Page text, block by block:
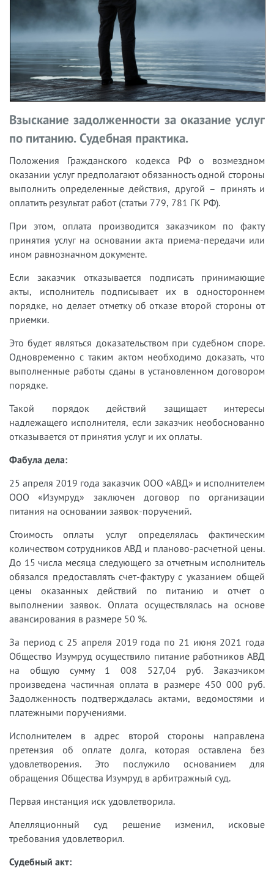
Взыскание задолженности за оказание услуг
по питанию. Судебная практика.
Положения Гражданского кодекса РФ о возмездном
оказании услуг предполагают обязанность одной стороны
выполнить определенные действия, другой – принять и
оплатить результат работ (статьи 779, 781 ГК РФ).
При этом, оплата производится заказчиком по факту
принятия услуг на основании акта приема-передачи или
ином равнозначном документе.
Если заказчик отказывается подписать принимающие
акты, исполнитель подписывает их в одностороннем
порядке, но делает отметку об отказе второй стороны от
приемки.
Это будет являться доказательством при судебном споре.
Одновременно с таким актом необходимо доказать, что
выполненные работы сданы в установленном договором
порядке.
Такой порядок действий защищает интересы
надлежащего исполнителя, если заказчик необоснованно
отказывается от принятия услуг и их оплаты.
Фабула дела:
25 апреля 2019 года заказчик ООО «АВД» и исполнителем
ООО «Изумруд» заключен договор по организации
питания на основании заявок-поручений.
Стоимость оплаты услуг определялась фактическим
количеством сотрудников АВД и планово-расчетной цены.
До 15 числа месяца следующего за отчетным исполнитель
обязался предоставлять счет-фактуру с указанием общей
цены оказанных действий по питанию и отчет о
выполнении заявок. Оплата осуществлялась на основе
авансирования в размере 50 %.
За период с 25 апреля 2019 года по 21 июня 2021 года
Общество Изумруд осуществило питание работников АВД
на общую сумму 1 008 527,04 руб. Заказчиком
произведена частичная оплата в размере 450 000 руб.
Задолженность подтверждалась актами, ведомостями и
платежными поручениями.
Исполнителем в адрес второй стороны направлена
претензия об оплате долга, которая оставлена без
удовлетворения. Это послужило основанием для
обращения Общества Изумруд в арбитражный суд.
Первая инстанция иск удовлетворила.
Апелляционный суд решение изменил, исковые
требования удовлетворил.
Судебный акт: